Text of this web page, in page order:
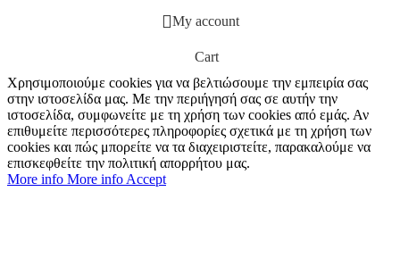
My account
Cart
Χρησιμοποιούμε cookies για να βελτιώσουμε την εμπειρία σας
στην ιστοσελίδα μας. Με την περιήγησή σας σε αυτήν την
ιστοσελίδα, συμφωνείτε με τη χρήση των cookies από εμάς. Αν
επιθυμείτε περισσότερες πληροφορίες σχετικά με τη χρήση των
cookies και πώς μπορείτε να τα διαχειριστείτε, παρακαλούμε να
επισκεφθείτε την πολιτική απορρήτου μας.
More info More info Accept